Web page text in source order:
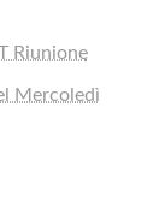
Riunione
Mercoledì